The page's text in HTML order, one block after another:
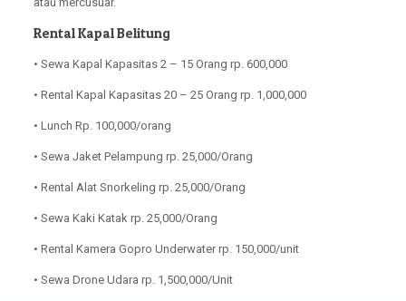
Rental Kapal Belitung
• Sewa Kapal Kapasitas 2 – 15 Orang rp. 600,000
• Rental Kapal Kapasitas 20 – 25 Orang rp. 1,000,000
• Lunch Rp. 100,000/orang
• Sewa Jaket Pelampung rp. 25,000/Orang
• Rental Alat Snorkeling rp. 25,000/Orang
• Sewa Kaki Katak rp. 25,000/Orang
• Rental Kamera Gopro Underwater rp. 150,000/unit
• Sewa Drone Udara rp. 1,500,000/Unit